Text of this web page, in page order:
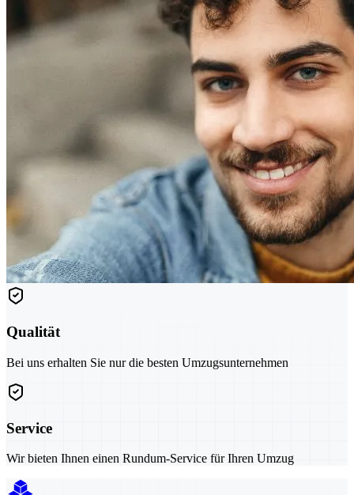
Qualität
Bei uns erhalten Sie nur die besten Umzugsunternehmen
Service
Wir bieten Ihnen einen Rundum-Service für Ihren Umzug